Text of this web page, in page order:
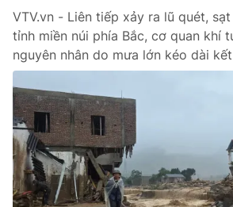
VTV.vn - Liên tiếp xảy ra lũ quét,
tỉnh miền núi phía Bắc, cơ quan khí
nguyên nhân do mưa lớn kéo dài